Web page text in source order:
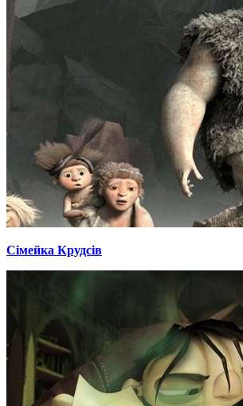
Сімейка Крудсів